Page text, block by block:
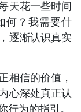
天花一些时间
何？我需要什
逐渐认识真实
相信的价值，
心深处真正认
为的指引。